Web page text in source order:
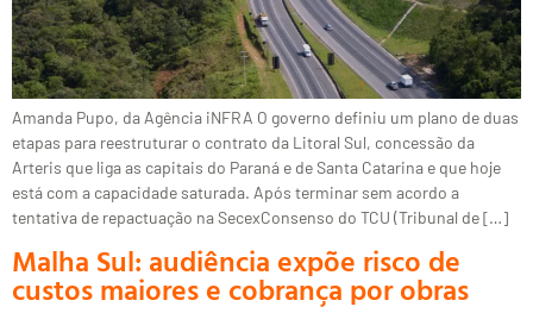
Amanda Pupo, da Agência iNFRA O governo definiu um plano de duas
etapas para reestruturar o contrato da Litoral Sul, concessão da
Arteris que liga as capitais do Paraná e de Santa Catarina e que hoje
está com a capacidade saturada. Após terminar sem acordo a
tentativa de repactuação na SecexConsenso do TCU (Tribunal de […]
Malha Sul: audiência expõe risco de
custos maiores e cobrança por obras